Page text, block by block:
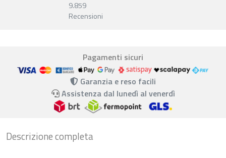
9.859
Recensioni
Pagamenti sicuri
Garanzia e reso facili
Assistenza dal lunedì al venerdì
Descrizione completa